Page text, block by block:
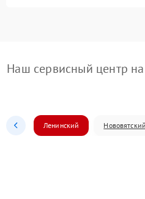
Наш сервисный центр
Ленинский Нововятский